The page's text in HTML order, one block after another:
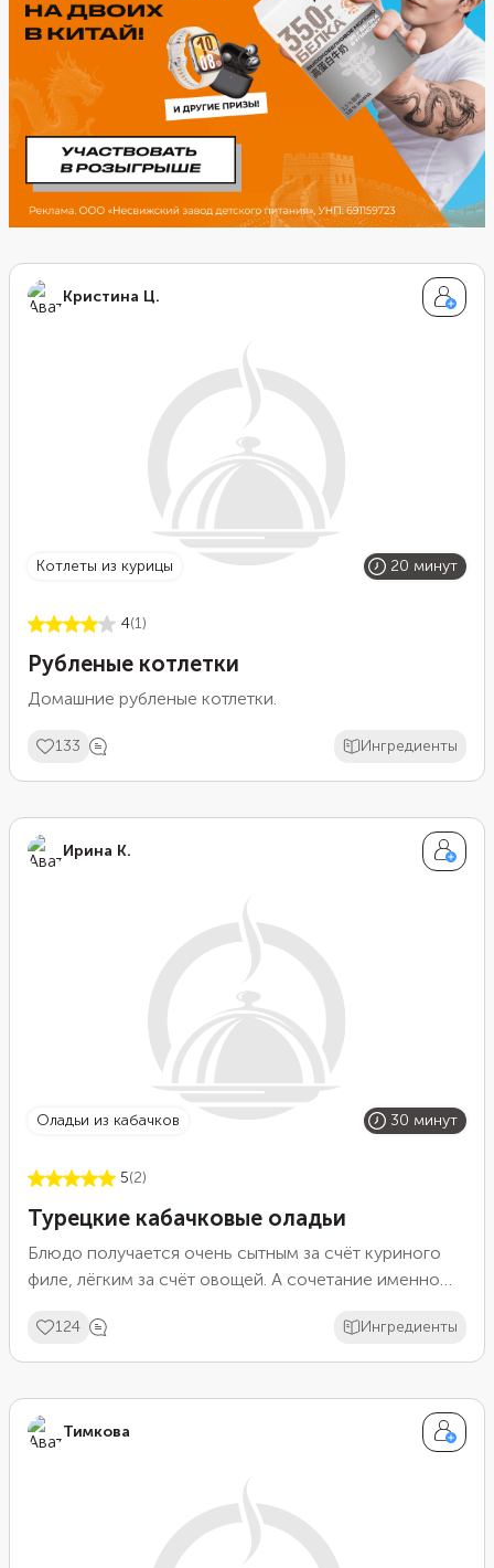
Кристина Ц.
котлеты из курицы 20 минут
4(1)
Рубленые котлетки
Домашние рубленые котлетки.
133 Ингредиенты
Ирина К.
оладьи из кабачков 30 минут
5(2)
Турецкие кабачковые оладьи
Блюдо получается очень сытным за счёт куриного
филе, лёгким за счёт овощей. А сочетание именно
124 Ингредиенты
Тимкова